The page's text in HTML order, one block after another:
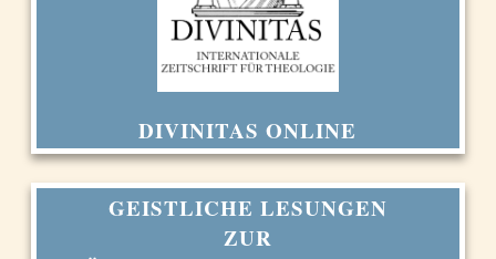
DIVINITAS ONLINE
GEISTLICHE LESUNGEN
ZUR